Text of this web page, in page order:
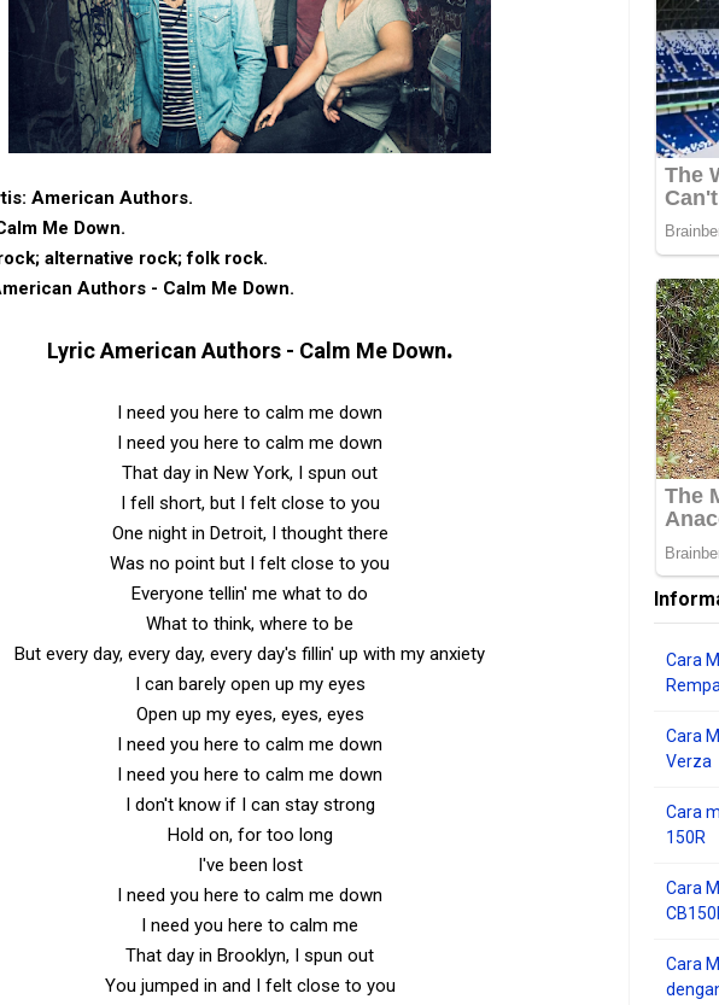
American Authors.
Me Down.
‎alternative rock‎; ‎folk rock.
Authors - Calm Me Down.
Lyric American Authors - Calm Me Down.
I need you here to calm me down
I need you here to calm me down
That day in New York, I spun out
I fell short, but I felt close to you
One night in Detroit, I thought there
Was no point but I felt close to you
Everyone tellin' me what to do
What to think, where to be
But every day, every day, every day's fillin' up with my anxiety
I can barely open up my eyes
Open up my eyes, eyes, eyes
I need you here to calm me down
I need you here to calm me down
I don't know if I can stay strong
Hold on, for too long
I've been lost
I need you here to calm me down
I need you here to calm me
That day in Brooklyn, I spun out
You jumped in and I felt close to you
Cara
Cara
Verza
Cara
150R
Cara
Cara